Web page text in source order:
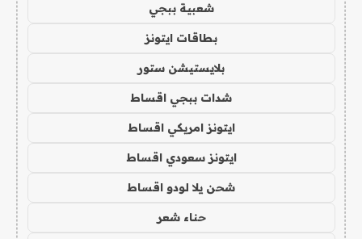
شعبية ببجي
بطاقات ايتونز
بلايستيشن ستور
شدات ببجي اقساط
ايتونز امريكي اقساط
ايتونز سعودي اقساط
شحن يلا لودو اقساط
حناء شعر